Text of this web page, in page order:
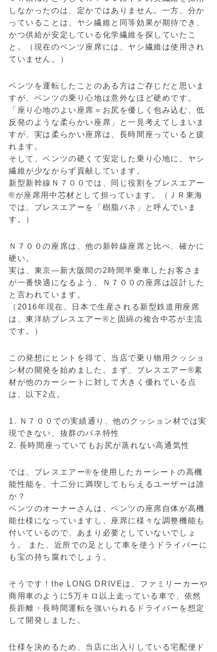
しなかったのは、定かではありません。一方、分か
っていることは、ヤシ繊維と同等効果が期待でき、
かつ供給が安定している化学繊維を探していたこ
と。（現在のベンツ座席には、ヤシ繊維は使用され
ていません。）
ベンツを運転したことのある方はご存じだと思いま
すが、ベンツの乗り心地は意外なほど硬めです。
「座り心地のよい座席＝お尻を優しく包み込む、低
反発のような柔らかい座席」と一見考えてしまいま
すが、実は柔らかい座席は、長時間座っていると疲
れます。
そして、ベンツの硬くて安定した乗り心地に、ヤシ
繊維が少なからず貢献しています。
新型新幹線Ｎ７００では、同じ役割をブレスエアー
®が座席用中芯材として担っています。（ＪＲ東海
では、ブレスエアーを「樹脂バネ」と呼んでいま
す。）
Ｎ７００の座席は、他の新幹線座席と比べ、確かに
硬い。
実は、東京―新大阪間の2時間半乗車したお客さま
が一番快適になるよう、Ｎ７００の座席は設計した
と言われています。
（2016年現在、日本で生産される新型鉄道用座席
は、東洋紡ブレスエアー®と固綿の複合中芯が主流
です。）
この発想にヒントを得て、当店で乗り物用クッショ
ン材の開発を始めました。まず、ブレスエアー®素
材が他のカーシートに対して大きく優れている点
は、以下2点。
1. Ｎ７００での実績通り、他のクッション材では実
現できない、抜群のバネ特性
2. 長時間座っていてもお尻が蒸れない高通気性
では、ブレスエアー®を使用したカーシートの高機
能性能を、十二分に満喫してもらえるユーザーは誰
か？
ベンツのオーナーさんは、ベンツの座席自体が高機
能仕様になっていますし、座席に様々な調整機能も
付いているので、あまり必要としていないでしょ
う。 また、近所での足として車を使うドライバーに
も宝の持ち腐れでしょう。
そうです！the LONG DRIVEは、ファミリーカーや
商用車のように5万キロ以上走っている車で、依然
長距離・長時間運転を強いられるドライバーを想定
して開発しました。
仕様を決めるため、当店に出入りしている宅配便ド